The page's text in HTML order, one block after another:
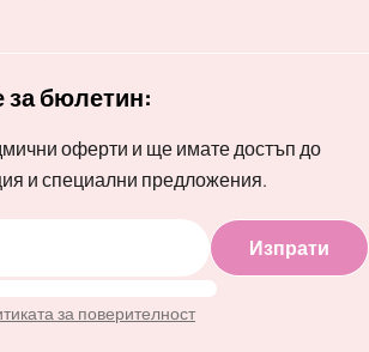
за бюлетин:
оферти и ще имате достъп до
и специални предложения.
Изпрати
за поверителност